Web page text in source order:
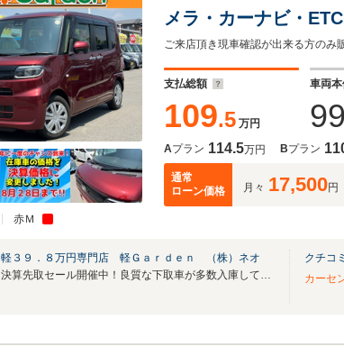
赤Ｍ
メラ・カーナビ・
キー&プッシュスタ
支払総額
109.5 万円
車両
99
Aプラン 114.5万円 Bプラン
通常
ローン価格
月々 17,500円
軽３９．８万円専門店 軽Ｇａｒｄｅｎ （株）ネオ
決算先取セール開催中！良質な下取車が多数入庫しています！
クチコ
カーセ